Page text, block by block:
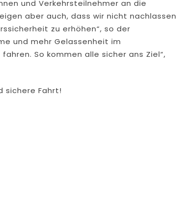
und Verkehrsteilnehmer an die
aber auch, dass wir nicht nachlassen
zu erhöhen“, so der
und mehr Gelassenheit im
So kommen alle sicher ans Ziel“,
sichere Fahrt!